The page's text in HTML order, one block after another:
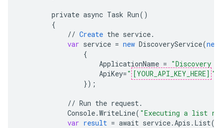
private async Task Run()
{
// Create the service.
var service = new DiscoveryService(new
{
ApplicationName = "Discovery
ApiKey=" [YOUR_API_KEY_HERE] "
});
// Run the request.
Console.WriteLine( "Executing a list
var result = await service.Apis . List